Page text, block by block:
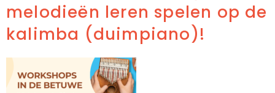
melodieën leren spelen op de
kalimba (duimpiano)!